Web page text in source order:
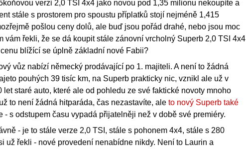
verzi 2,0 TSI 4x4 jako novou pod 1,35 milionu nekoupíte a
stále s prostorem pro spoustu příplatků stojí nejméně 1,415
pošlou ceny dolů, ale buď jsou pořád drahé, nebo jsou moc
vám řekli, že se dá koupit stále zánovní vrcholný Superb 2,0 TSI 4x4
blížící se úplně základní nové Fabii?
vůz nabízí německý prodávající po 1. majiteli. A není to žádná
pouhých 39 tisíc km, na Superb prakticky nic, vznikl ale už v
let staré auto, které ale od pohledu ze své faktické novoty mnoho
to není žádná hitparáda, čas nezastavíte, ale to nový Superb také
- s odstupem času vypadá přijatelněji než v době své premiéry.
- je to stále verze 2,0 TSI, stále s pohonem 4x4, stále s 280
už řekli - nové provedení nenabídne nikdy. Není to Laurin a